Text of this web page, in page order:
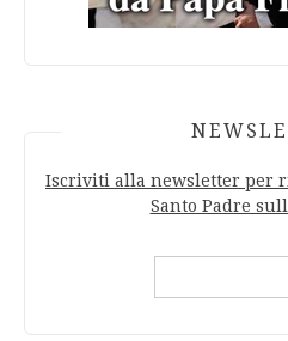
Iscriviti alla newsletter per
Santo Padre